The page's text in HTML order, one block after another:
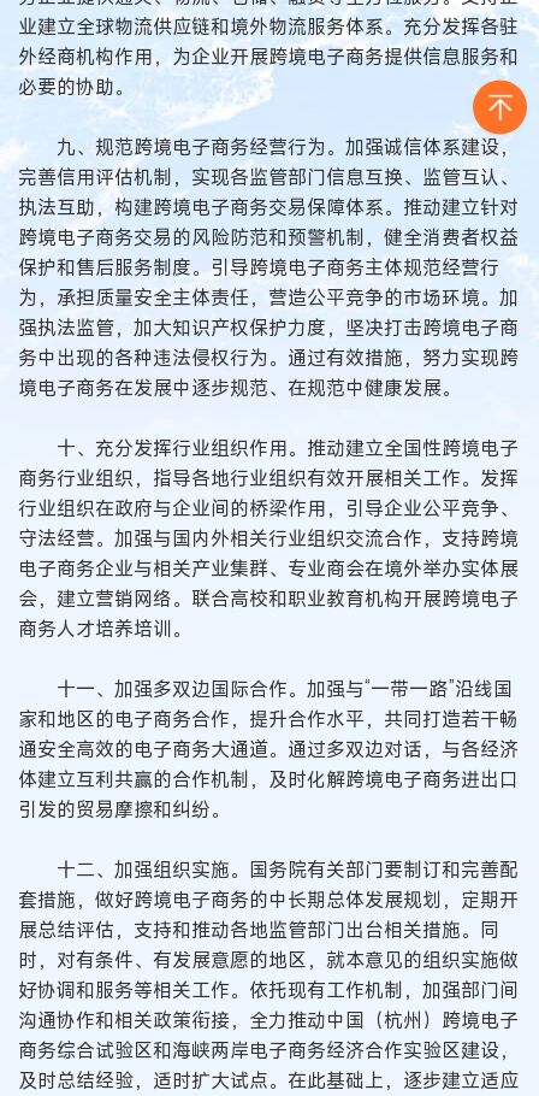
业建立全球物流供应链和境外物流服务体系。充分发挥各驻
外经商机构作用，为企业开展跨境电子商务提供信息服务和
必要的协助。
九、规范跨境电子商务经营行为。加强诚信体系建设，
完善信用评估机制，实现各监管部门信息互换、监管互认、
执法互助，构建跨境电子商务交易保障体系。推动建立针对
跨境电子商务交易的风险防范和预警机制，健全消费者权益
保护和售后服务制度。引导跨境电子商务主体规范经营行
为，承担质量安全主体责任，营造公平竞争的市场环境。加
强执法监管，加大知识产权保护力度，坚决打击跨境电子商
务中出现的各种违法侵权行为。通过有效措施，努力实现跨
境电子商务在发展中逐步规范、在规范中健康发展。
十、充分发挥行业组织作用。推动建立全国性跨境电子
商务行业组织，指导各地行业组织有效开展相关工作。发挥
行业组织在政府与企业间的桥梁作用，引导企业公平竞争、
守法经营。加强与国内外相关行业组织交流合作，支持跨境
电子商务企业与相关产业集群、专业商会在境外举办实体展
会，建立营销网络。联合高校和职业教育机构开展跨境电子
商务人才培养培训。
十一、加强多双边国际合作。加强与“一带一路”沿线国
家和地区的电子商务合作，提升合作水平，共同打造若干畅
通安全高效的电子商务大通道。通过多双边对话，与各经济
体建立互利共赢的合作机制，及时化解跨境电子商务进出口
引发的贸易摩擦和纠纷。
十二、加强组织实施。国务院有关部门要制订和完善配
套措施，做好跨境电子商务的中长期总体发展规划，定期开
展总结评估，支持和推动各地监管部门出台相关措施。同
时，对有条件、有发展意愿的地区，就本意见的组织实施做
好协调和服务等相关工作。依托现有工作机制，加强部门间
沟通协作和相关政策衔接，全力推动中国（杭州）跨境电子
商务综合试验区和海峡两岸电子商务经济合作实验区建设，
及时总结经验，适时扩大试点。在此基础上，逐步建立适应